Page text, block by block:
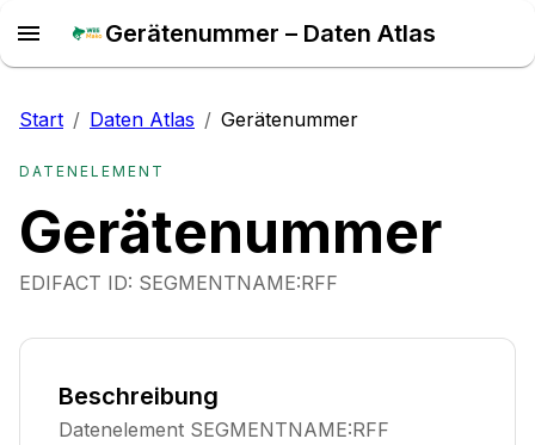
Gerätenummer – Daten Atlas
Start / Daten Atlas / Gerätenummer
DATENELEMENT
Gerätenummer
EDIFACT ID: SEGMENTNAME:RFF
Beschreibung
Datenelement SEGMENTNAME:RFF